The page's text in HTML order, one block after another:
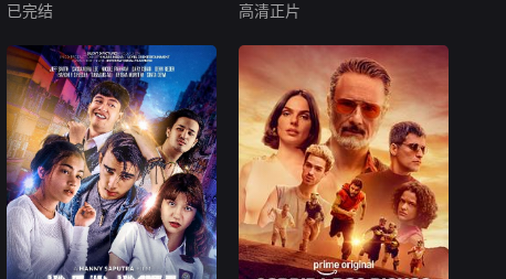
琚子轩
新波，丁大宁，郭华，程依慕
他们毕业于同一所大学。他们
和很多年轻人一样，自以为
是，敏感脆弱，没有被认可的
才华。他们来自不同的地方，
却有一个共同的愿望“出人头
地”。在经过几段荒唐的创业
求职后，他们选择了逃离。从
都市到县城再到无人区。这是
一部关于青年成长的故事，当
他们面对婚姻，家庭，事业的
已完结
赵天齐
该剧主要讲述了赵子风从小和
爷爷在乡下习武，长大后从乡
野来到大城市寻找自己的一处
立足之地。在这样一个充满快
节奏、充满利益的城市，子风
十分迷茫，机缘巧合下这时候
碰到了武馆继承人夏新颖，武
官总被阿龙来捣乱，
高清正片